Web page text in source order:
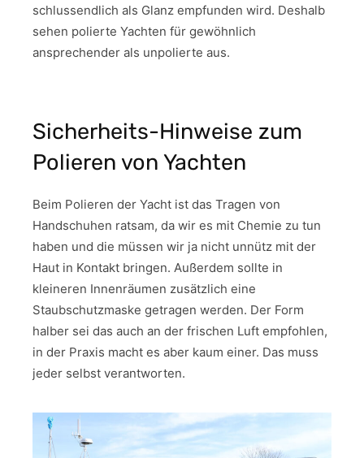
schlussendlich als Glanz empfunden wird. Deshalb
sehen polierte Yachten für gewöhnlich
ansprechender als unpolierte aus.
Sicherheits-Hinweise zum
Polieren von Yachten
Beim Polieren der Yacht ist das Tragen von
Handschuhen ratsam, da wir es mit Chemie zu tun
haben und die müssen wir ja nicht unnütz mit der
Haut in Kontakt bringen. Außerdem sollte in
kleineren Innenräumen zusätzlich eine
Staubschutzmaske getragen werden. Der Form
halber sei das auch an der frischen Luft empfohlen,
in der Praxis macht es aber kaum einer. Das muss
jeder selbst verantworten.